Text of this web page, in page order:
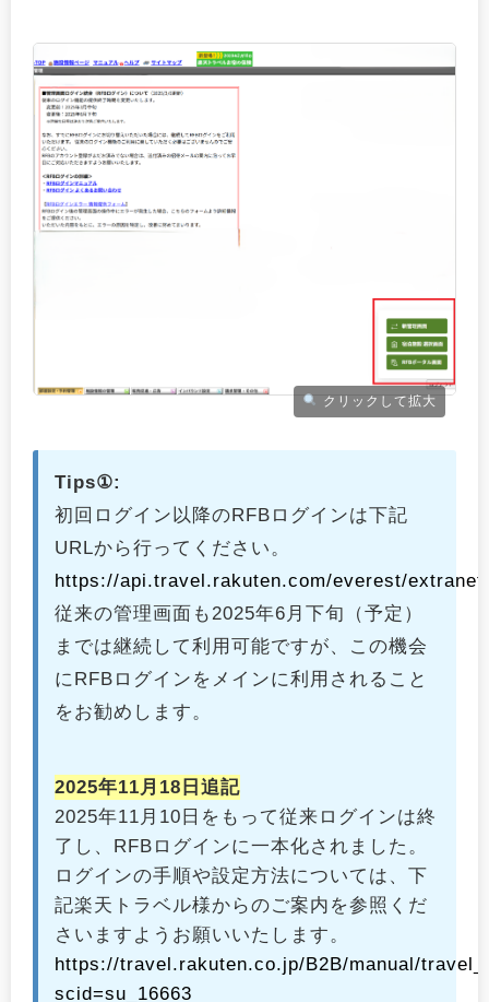
クリックして拡大
Tips①:
初回ログイン以降のRFBログインは下記
URLから行ってください。
https://api.travel.rakuten.com/everest/
従来の管理画面も2025年6月下旬（予定）
までは継続して利用可能ですが、この機会
にRFBログインをメインに利用されること
をお勧めします。
2025年11月18日追記
2025年11月10日をもって従来ログインは終
了し、RFBログインに一本化されました。
ログインの手順や設定方法については、下
記楽天トラベル様からのご案内を参照くだ
さいますようお願いいたします。
https://travel.rakuten.co.jp/B2B/manual/
scid=su_16663